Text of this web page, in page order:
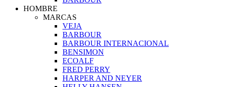
HOMBRE
MARCAS
VEJA
BARBOUR
BARBOUR INTERNACIONAL
BENSIMON
ECOALF
FRED PERRY
HARPER AND NEYER